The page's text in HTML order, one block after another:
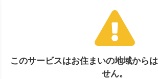
このサービスはお住まいの地域からは
せん。